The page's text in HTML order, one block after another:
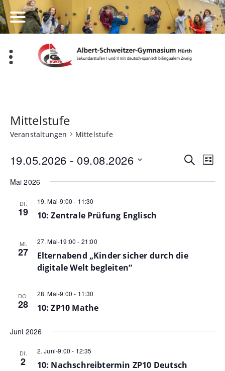
Zum
Inhalt
springen
Mittelstufe
Veranstaltungen Mittelstufe
SucheListe
19.05.2026 - 09.08.2026
wählen.
Mai 2026
DI.
19
19. Mai-9:00 - 11:30
10: Zentrale Prüfung Englisch
MI.
27
27. Mai-19:00 - 21:00
Elternabend „Kinder sicher durch die
digitale Welt begleiten“
DO.
28
28. Mai-9:00 - 11:30
10: ZP10 Mathe
Juni 2026
DI.
2
2. Juni-9:00 - 12:35
10: Nachschreibtermin ZP10 Deutsch